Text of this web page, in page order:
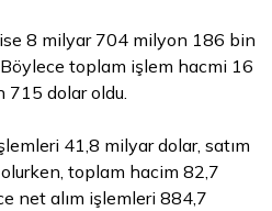
8 milyar 704 milyon 186 bin
toplam işlem hacmi 16
dolar oldu.
41,8 milyar dolar, satım
toplam hacim 82,7
net alım işlemleri 884,7